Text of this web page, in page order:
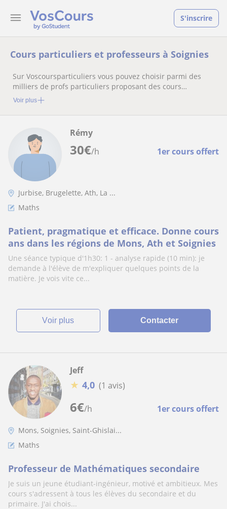
S'inscrire
Cours particuliers et professeurs à Soignies
Sur Voscoursparticuliers vous pouvez choisir parmi des
milliers de profs particuliers proposant des cours
particuliers
Voir plus
30€/h 1er cours offert
Rémy
Jurbise, Brugelette, Ath, La ...
Maths
Patient, pragmatique et efficace. Donne cours
ans dans les régions de Mons, Ath et Soignies
Une séance typique d'1h30: 1 - analyse rapide (10 min): je
demande à l'élève de m'expliquer quelques points de la
matière. Je vois vite ce...
voir plus Contacter
6€/h 1er cours offert
Jeff
★ 4,0 (1 avis)
Mons, Soignies, Saint-Ghislai...
Maths
Professeur de Mathématiques secondaire
Je suis un jeune étudiant-ingénieur, motivé et ambitieux. Mes
cours s'adressent à tous les élèves du secondaire et du
primaire. J'ai chois...